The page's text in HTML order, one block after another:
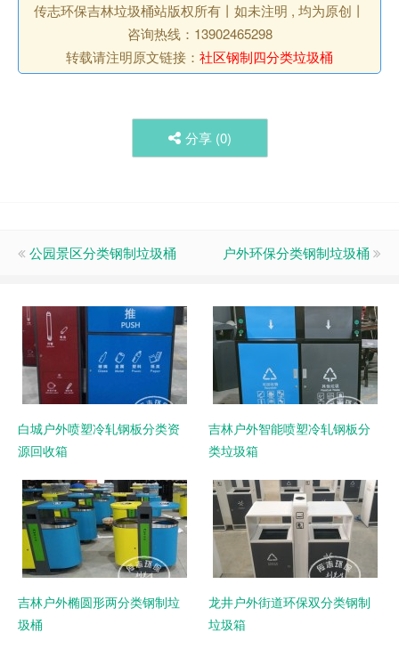
传志环保吉林垃圾桶站版权所有丨如未注明 , 均为原创丨
咨询热线：13902465298
转载请注明原文链接： 社区钢制四分类垃圾桶
分享 (0)
公园景区分类钢制垃圾桶 户外环保分类钢制垃圾桶
白城户外喷塑冷轧钢板分类资
源回收箱
吉林户外智能喷塑冷轧钢板分
类垃圾箱
吉林户外椭圆形两分类钢制垃
圾桶
龙井户外街道环保双分类钢制
垃圾箱